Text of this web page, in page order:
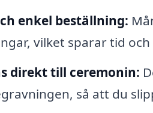
enkel beställning:
vilket sparar tid
direkt till ceremonin:
så att du